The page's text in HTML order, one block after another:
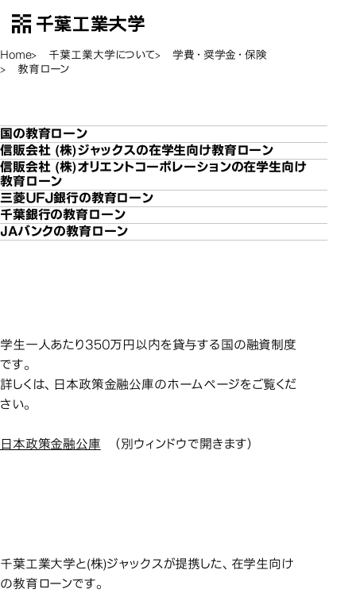
千葉工業大学
Open Menu
Home 千葉工業大学について
学費・奨学金・保険
教育ローン
教育ローン
国の教育ローン
信販会社 (株)ジャックスの在学生向け教育ローン
信販会社 (株)オリエントコーポレーションの在学生向け
教育ローン
三菱ＵＦＪ銀行の教育ローン
千葉銀行の教育ローン
JAバンクの教育ローン
国の教育ローン
学生一人あたり350万円以内を貸与する国の融資制度
です。
詳しくは、日本政策金融公庫のホームページをご覧くだ
さい。
日本政策金融公庫 （別ウィンドウで開きます）
学生向け教育ローン
学生向け教育ローン
千葉工業大学と(株)ジャックスが提携した、在学生向け
の教育ローンです。